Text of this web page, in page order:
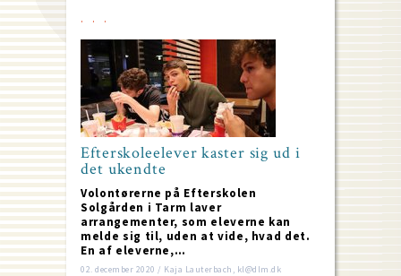
Efterskoleelever kaster sig ud i
det ukendte
Volontørerne på Efterskolen
Solgården i Tarm laver
arrangementer, som eleverne kan
melde sig til, uden at vide, hvad det.
En af eleverne,…
02. december 2020 / Kaja Lauterbach, kl@dlm.dk